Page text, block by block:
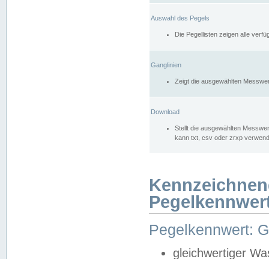
Auswahl des Pegels
Die Pegellisten zeigen alle
Ganglinien
Zeigt die ausgewählten
Download
Stellt die ausgewählten
kann txt, csv oder zrxp
Pegelkennwert:
gleichwertiger